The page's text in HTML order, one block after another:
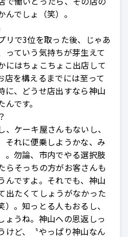
でしょ（笑）。
リで3位を取った後、じゃあ
っていう気持ちが芽生えて
にはちょこちょこ出店して
店を構えるまでには至って
に、どうせ店出すなら神山
です。
ケーキ屋さんもないし、
それに便乗しようかな、み
。勿論、市内でやる選択肢
らそっちの方がお客さんも
んですよ。それでも、神山
出たくてしょうがなかった
。知っとる人もおるし、
ょうね。神山への恩返しっ
けど、〝やっぱり神山なん